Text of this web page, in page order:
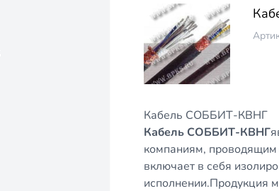
Кабель СОББИТ-КВНГ
Кабель СОББИТ-КВНГ
компаниям, проводящим
включает в себя
исполнении.Продукция